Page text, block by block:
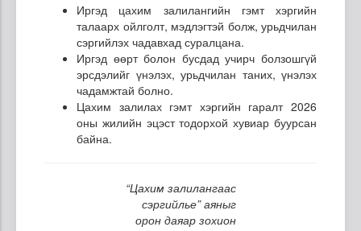
Иргэд цахим залилангийн гэмт хэргийн
талаарх ойлголт, мэдлэгтэй болж, урьдчилан
сэргийлэх чадавхад суралцана.
Иргэд өөрт болон бусдад учирч болзошгүй
эрсдэлийг үнэлэх, урьдчилан таних, үнэлэх
чадамжтай болно.
Цахим залилах гэмт хэргийн гаралт 2026
оны жилийн эцэст тодорхой хувиар буурсан
байна.
“Цахим залилангаас
сэргийлье” аяныг
орон даяар зохион